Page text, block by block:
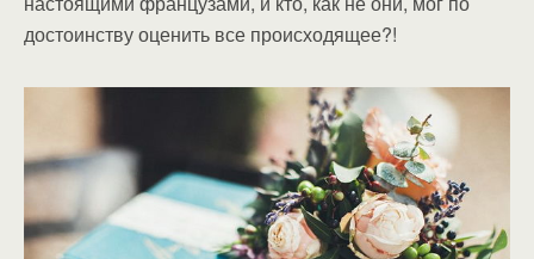
достоинству оценить все происходящее?!